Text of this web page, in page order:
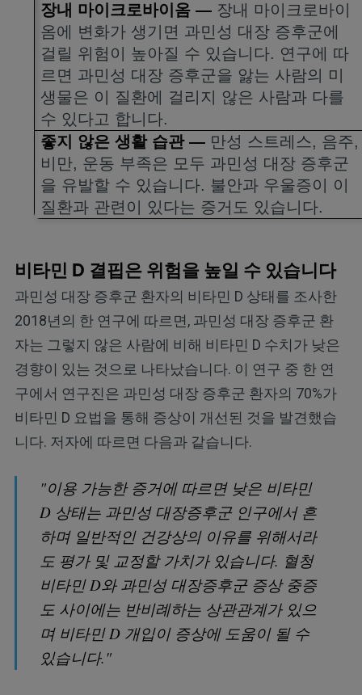
장내 마이크로바이옴— 장내 마이크로바이
옴에 변화가 생기면 과민성 대장 증후군에
걸릴 위험이 높아질 수 있습니다. 연구에 따
르면 과민성 대장 증후군을 앓는 사람의 미
생물은 이 질환에 걸리지 않은 사람과 다를
수 있다고 합니다.
좋지 않은 생활 습관— 만성 스트레스, 음주,
비만, 운동 부족은 모두 과민성 대장 증후군
을 유발할 수 있습니다. 불안과 우울증이 이
질환과 관련이 있다는 증거도 있습니다.
비타민 D 결핍은 위험을 높일 수 있습니다
과민성 대장 증후군 환자의 비타민 D 상태를 조사한
2018년의 한 연구에 따르면, 과민성 대장 증후군 환
자는 그렇지 않은 사람에 비해 비타민 D 수치가 낮은
경향이 있는 것으로 나타났습니다. 이 연구 중 한 연
구에서 연구진은 과민성 대장 증후군 환자의 70%가
비타민 D 요법을 통해 증상이 개선된 것을 발견했습
니다. 저자에 따르면 다음과 같습니다.
"이용 가능한 증거에 따르면 낮은 비타민
D 상태는 과민성 대장증후군 인구에서 흔
하며 일반적인 건강상의 이유를 위해서라
도 평가 및 교정할 가치가 있습니다. 혈청
비타민 D와 과민성 대장증후군 증상 중증
도 사이에는 반비례하는 상관관계가 있으
며 비타민 D 개입이 증상에 도움이 될 수
있습니다."